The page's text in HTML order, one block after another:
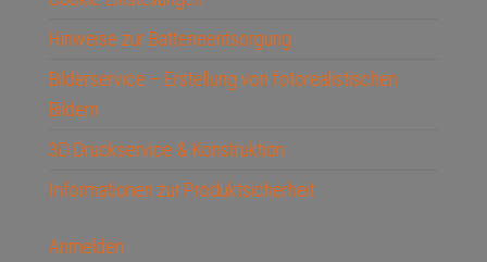
Hinweise zur Batterieentsorgung
Bilderservice – Erstellung von fotorealistischen
Bildern
3D Druckservice & Konstruktion
Informationen zur Produktsicherheit
Anmelden